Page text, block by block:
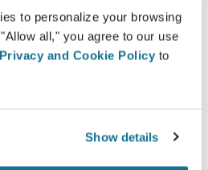
to personalize your browsing
all," you agree to our use
Privacy and Cookie Policy to
Show details
Наши серверы